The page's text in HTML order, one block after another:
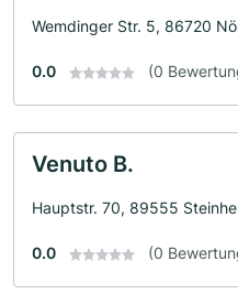
Wemdinger Str. 5, 86720
0.0 (0
Venuto B.
Hauptstr. 70, 89555
0.0 (0